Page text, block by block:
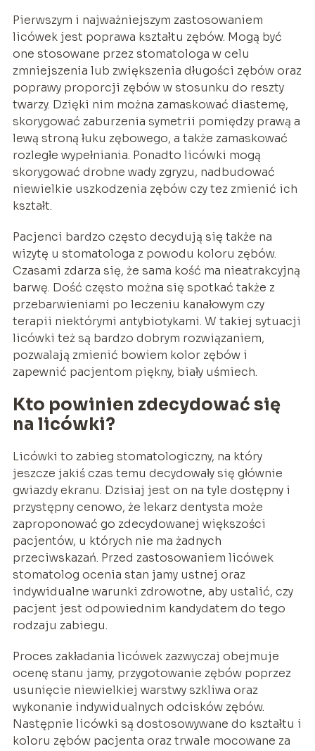
Pierwszym i najważniejszym zastosowaniem
licówek jest poprawa kształtu zębów. Mogą być
one stosowane przez stomatologa w celu
zmniejszenia lub zwiększenia długości zębów oraz
poprawy proporcji zębów w stosunku do reszty
twarzy. Dzięki nim można zamaskować diastemę,
skorygować zaburzenia symetrii pomiędzy prawą a
lewą stroną łuku zębowego, a także zamaskować
rozległe wypełniania. Ponadto licówki mogą
skorygować drobne wady zgryzu, nadbudować
niewielkie uszkodzenia zębów czy tez zmienić ich
kształt.
Pacjenci bardzo często decydują się także na
wizytę u stomatologa z powodu koloru zębów.
Czasami zdarza się, że sama kość ma nieatrakcyjną
barwę. Dość często można się spotkać także z
przebarwieniami po leczeniu kanałowym czy
terapii niektórymi antybiotykami. W takiej sytuacji
licówki też są bardzo dobrym rozwiązaniem,
pozwalają zmienić bowiem kolor zębów i
zapewnić pacjentom piękny, biały uśmiech.
Kto powinien zdecydować się
na licówki?
Licówki to zabieg stomatologiczny, na który
jeszcze jakiś czas temu decydowały się głównie
gwiazdy ekranu. Dzisiaj jest on na tyle dostępny i
przystępny cenowo, że lekarz dentysta może
zaproponować go zdecydowanej większości
pacjentów, u których nie ma żadnych
przeciwskazań. Przed zastosowaniem licówek
stomatolog ocenia stan jamy ustnej oraz
indywidualne warunki zdrowotne, aby ustalić, czy
pacjent jest odpowiednim kandydatem do tego
rodzaju zabiegu.
Proces zakładania licówek zazwyczaj obejmuje
ocenę stanu jamy, przygotowanie zębów poprzez
usunięcie niewielkiej warstwy szkliwa oraz
wykonanie indywidualnych odcisków zębów.
Następnie licówki są dostosowywane do kształtu i
koloru zębów pacjenta oraz trwale mocowane za